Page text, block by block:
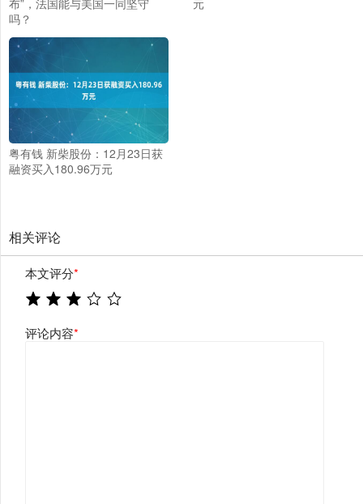
吗？
粤有钱 新柴股份：12月23日获
融资买入180.96万元
相关评论
本文评分*
评论内容*